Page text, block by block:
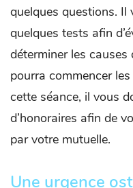
quelques questions.
quelques tests afin
déterminer les
pourra commencer
cette séance, il vous
d’honoraires afin de
par votre mutuelle.
Une urgence